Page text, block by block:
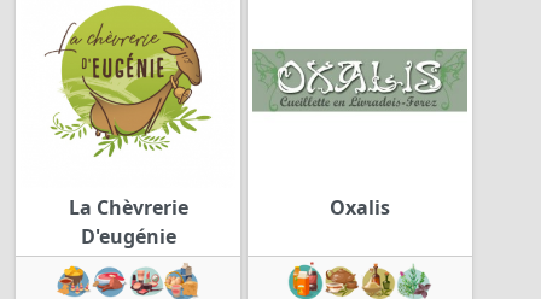
La Chèvrerie
D'eugénie
Oxalis